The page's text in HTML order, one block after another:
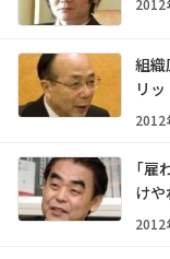
組織
リ
2012
「雇
けや
2012